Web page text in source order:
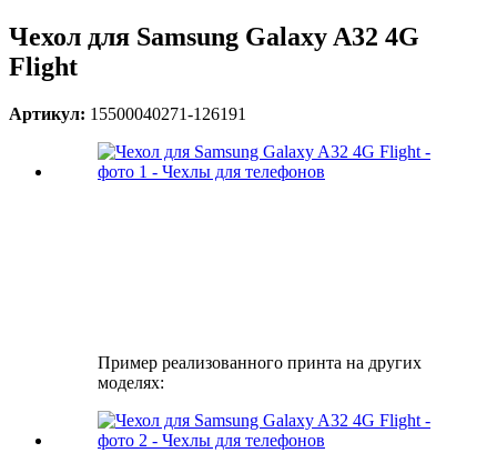
Чехол для Samsung Galaxy A32 4G
Flight
Артикул: 15500040271-126191
Пример реализованного принта на других
моделях: